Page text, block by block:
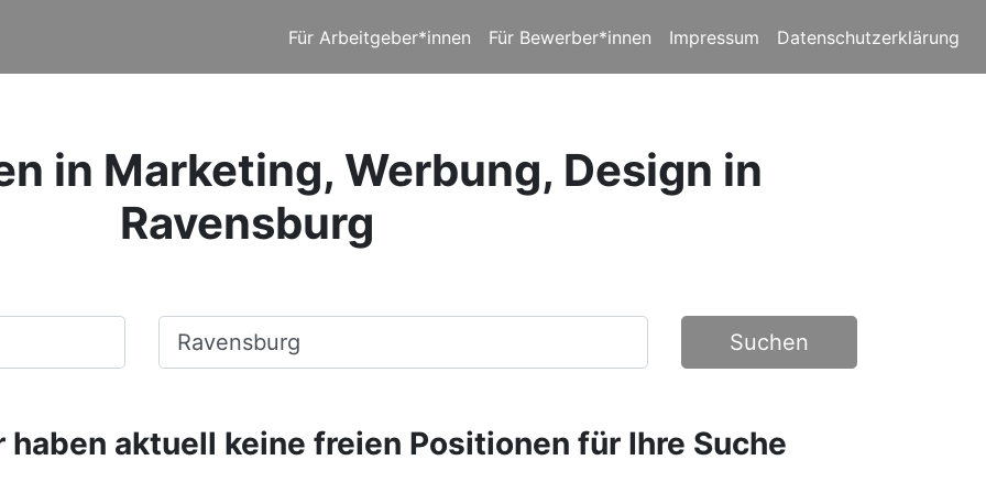
Für Arbeitgeber*innen Für Bewerber*innen Impressum Datenschutzerklärung
in Marketing, Werbung, Design in
Ravensburg
Ort, Stadt Suchen
aktuell keine freien Positionen für Ihre Suche